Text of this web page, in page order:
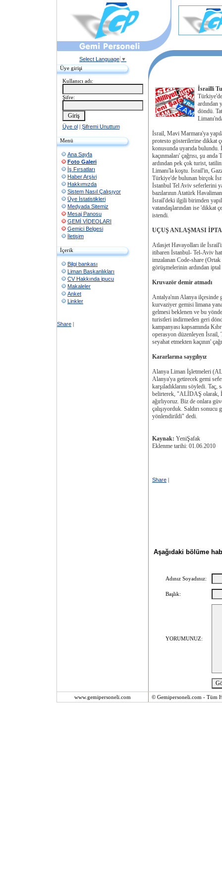
Select Language ▼
Üye girişi
Kullanıcı adı:
Şifre:
Üye ol| Şifremi Unuttum
Menü
Ana Sayfa
Foto Galeri
İş Fırsatları
Haber Arşivi
Hakkımızda
Sistem Nasıl Çalışıyor
Üye İstatistikleri
Medyada Sitemiz
Mesaj Panosu
GEMİ VİDEOLARI
Gemici Belgesi
İletişim
İçerik
Bilgi bankası
Liman Başkanlıkları
CV Hakkında ipucu
Makaleler
Anket
Linkler
Share |
İsrailli
ardından
döndü.
İsrail, Mavi Marmara'ya
protesto gösterilerine dikkat
konusunda uyarıda bulundu.
kaçınmaları' çağrısı, şu
ardından pek çok turist,
Limanı'la koştu. İsrail'in,
Türkiye'de bulunan birçok
İstanbul Tel Aviv seferlerini
bazılarının Atatürk
İsrail'deki ilgili birimden
vatandaşlarından ise 'dikkat
istendi.
UÇUŞ ANLAŞMASI
Atlasjet Havayolları ile
itibaren İstanbul- Tel-Aviv
imzalanan Code-share
görüşmelerinin ardından
Kruvazör demir atmadı
Antalya'nın Alanya
kurvaziyer gemisi limana
gelmesi beklenen ve bu
turistleri indirmeden geri
kampanyası kapsamında
operasyon düzenleyen İsrail,
seyahat etmekten kaçının'
Kararlarına saygılıyız
Alanya Liman İşletmeleri
Alanya'ya getirecek gemi
karşıladıklarını söyledi.
belirterek, "ALİDAŞ olarak,
ağırlıyoruz. Biz de onlara
çalışıyorduk. Saldırı
yönlendirildi" dedi.
Kaynak: YeniŞafak
Eklenme tarihi: 01.06.2010
Share |
Aşağıdaki bölüme
Adınız Soyadınız:
Başlık:
YORUMUNUZ:
www.gemipersoneli.com © Gemipersoneli.com - Tüm